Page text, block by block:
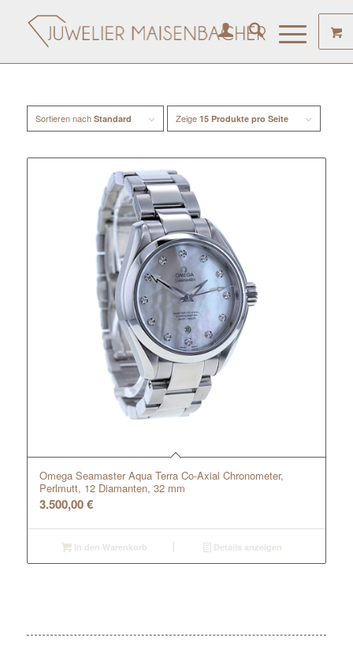
Sortieren nach Standard Zeige 15 Produkte pro Seite
Omega Seamaster Aqua Terra Co-Axial Chronometer,
Perlmutt, 12 Diamanten, 32 mm
3.500,00€
In den Warenkorb Details anzeigen